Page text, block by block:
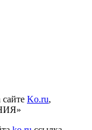
Ko.ru,